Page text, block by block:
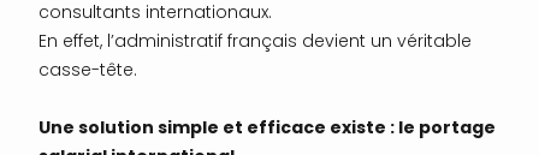
consultants internationaux.
En effet, l’administratif français devient un véritable
casse-tête.
Une solution simple et efficace existe : le portage